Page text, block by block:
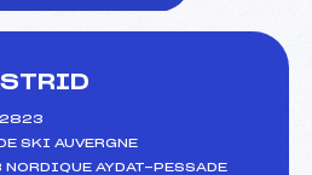
SKI AUVERGNE
AYDAT-PESSADE